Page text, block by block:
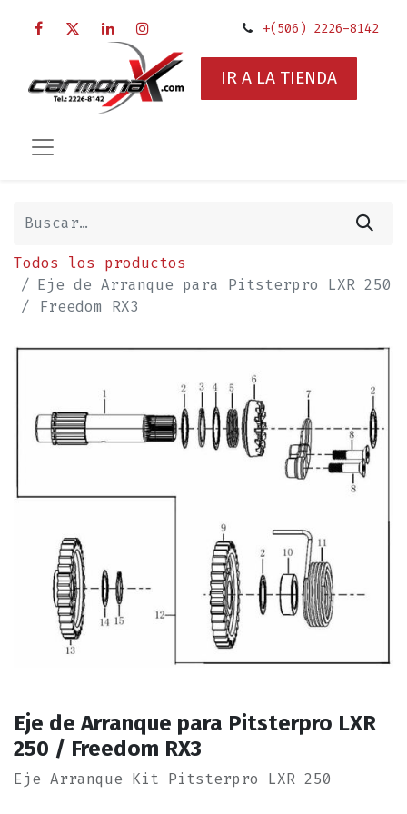
+(506) 2226-8142
IR A LA TIENDA
Todos los productos
Eje de Arranque para Pitsterpro LXR 250
/ Freedom RX3
Eje de Arranque para Pitsterpro LXR
250 / Freedom RX3
Eje Arranque Kit Pitsterpro LXR 250